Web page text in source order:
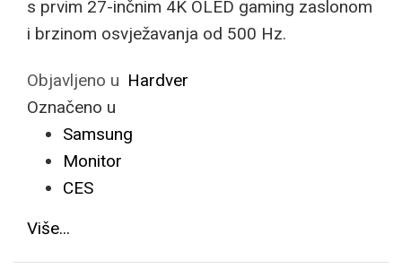
s prvim 27-inčnim 4K OLED gaming zaslonom
i brzinom osvježavanja od 500 Hz.
Objavljeno u Hardver
Označeno u
Samsung
Monitor
CES
Više...